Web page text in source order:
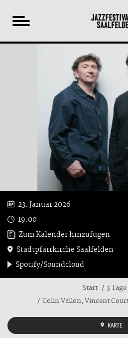
23. Januar 2026
19:00
Zum Kalender hinzufügen
Stadtpfarrkirche Saalfelden
Spotify/Soundcloud
Start
3
Colin Vallon, Vincent
KARTE